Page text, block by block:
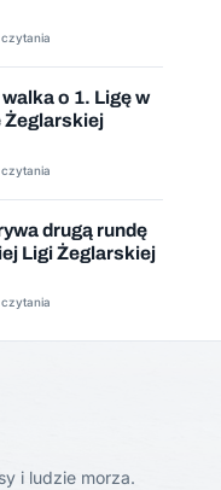
o 1. Ligę w
Żeglarskiej
drugą rundę
Ligi Żeglarskiej
i ludzie morza.